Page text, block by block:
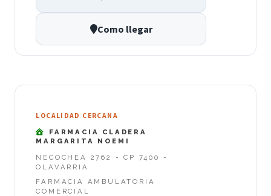
Como llegar
LOCALIDAD CERCANA
FARMACIA CLADERA
MARGARITA NOEMI
NECOCHEA 2762 - CP 7400 -
OLAVARRIA
FARMACIA AMBULATORIA
COMERCIAL